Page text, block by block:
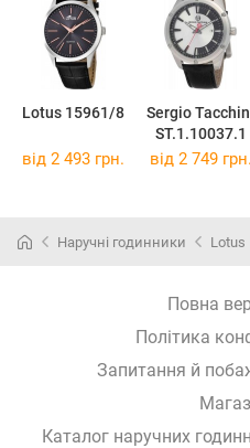
Lotus 15961/8
Sergio
ST.1.10037.1
від 2 493 грн. від 2 749 грн.
Наручні годинники Lotus
Повна
Політика
Запитання й
Каталог наручних